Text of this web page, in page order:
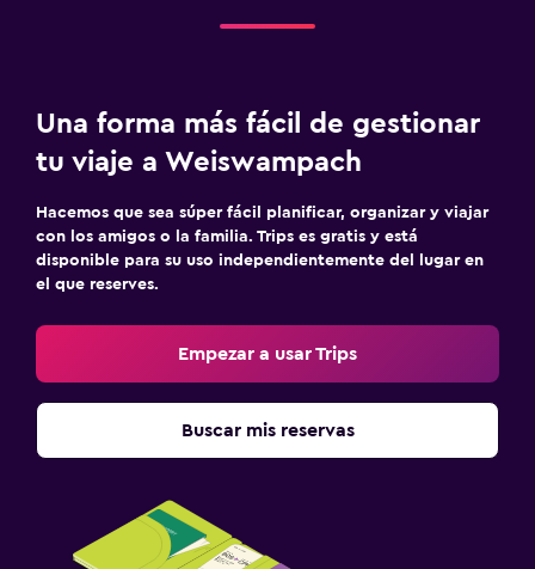
Accesibilidad y adecuación
Almohada sin plumas
Áreas designadas para fumadores
Mascotas permitidas bajo consulta (pueden aplicar cargos
extra)
Ascensor
Ascensor disponible
Plantas superiores accesibles por ascensor
Una forma más fácil de gestionar
tu viaje a Weiswampach
Hacemos que sea súper fácil planificar, organizar y viajar
con los amigos o la familia. Trips es gratis y está
disponible para su uso independientemente del lugar en
el que reserves.
Empezar a usar Trips
Buscar mis reservas